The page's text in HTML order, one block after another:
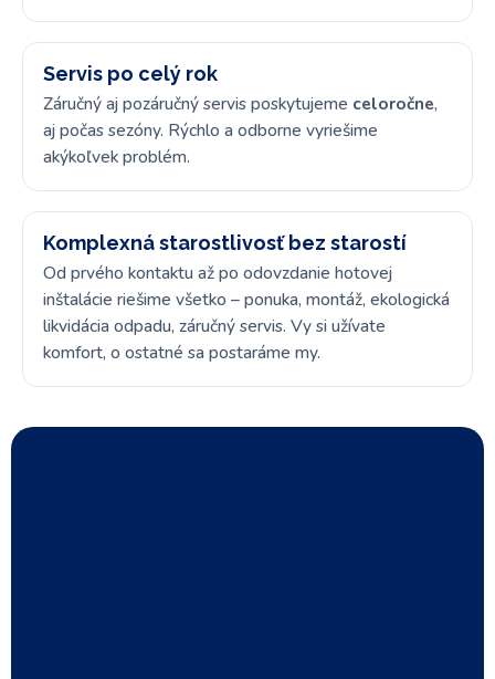
Servis po celý rok
Záručný aj pozáručný servis poskytujeme celoročne,
aj počas sezóny. Rýchlo a odborne vyriešime
akýkoľvek problém.
Komplexná starostlivosť bez starostí
Od prvého kontaktu až po odovzdanie hotovej
inštalácie riešime všetko – ponuka, montáž, ekologická
likvidácia odpadu, záručný servis. Vy si užívate
komfort, o ostatné sa postaráme my.